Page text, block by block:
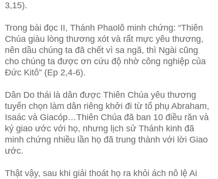
3,15).
Trong bài đọc II, Thánh Phaolô minh chứng: “Thiên
Chúa giàu lòng thương xót và rất mực yêu thương,
nên dầu chúng ta đã chết vì sa ngã, thì Ngài cũng
cho chúng ta được ơn cứu độ nhờ công nghiệp của
Đức Kitô” (Ep 2,4-6).
Dân Do thái là dân được Thiên Chúa yêu thương
tuyển chọn làm dân riêng khởi đi từ tổ phụ Abraham,
Isaác và Giacóp…Thiên Chúa đã ban 10 điều răn và
ký giao ước với họ, nhưng lịch sử Thánh kinh đã
minh chứng nhiều lần họ đã trung thành với lời Giao
ước.
Thật vậy, sau khi giải thoát họ ra khỏi ách nô lệ Ai